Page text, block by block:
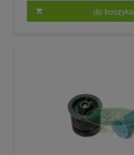
do koszyka